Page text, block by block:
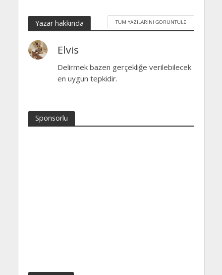
Yazar hakkında TÜM YAZILARINI GÖRÜNTÜLE
Elvis
Delirmek bazen gerçekliğe verilebilecek
en uygun tepkidir.
Sponsorlu